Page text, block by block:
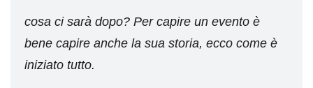
cosa ci sarà dopo? Per capire un evento è
bene capire anche la sua storia, ecco come è
iniziato tutto.